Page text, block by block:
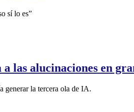
sí lo es”
las alucinaciones en
generar la tercera ola de IA.